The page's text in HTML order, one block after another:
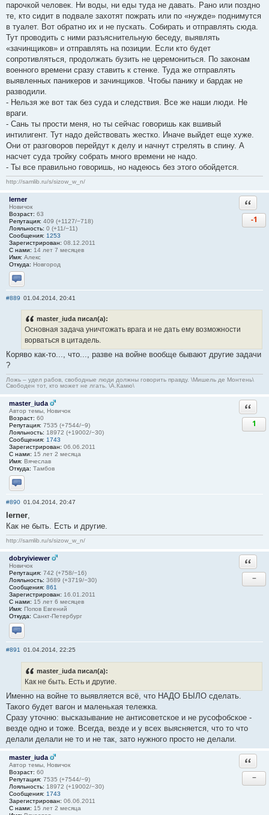
парочкой человек. Ни воды, ни еды туда не давать. Рано или поздно
те, кто сидит в подвале захотят пожрать или по «нужде» поднимутся
в туалет. Вот обратно их и не пускать. Собирать и отправлять сюда.
Тут проводить с ними разъяснительную беседу, выявлять
«зачинщиков» и отправлять на позиции. Если кто будет
сопротивляться, продолжать бузить не церемониться. По законам
военного времени сразу ставить к стенке. Туда же отправлять
выявленных паникеров и зачинщиков. Чтобы панику и бардак не
разводили.
- Нельзя же вот так без суда и следствия. Все же наши люди. Не
враги.
- Сань ты прости меня, но ты сейчас говоришь как вшивый
интилигент. Тут надо действовать жестко. Иначе выйдет еще хуже.
Они от разговоров перейдут к делу и начнут стрелять в спину. А
насчет суда тройку собрать много времени не надо.
- Ты все правильно говоришь, но надеюсь без этого обойдется.
http://samlib.ru/s/sizow_w_n/
lerner
Новичок
Возраст: 63
Репутация: 409 (+1127/−718)
Лояльность: 0 (+11/−11)
Сообщения: 1253
Зарегистрирован: 08.12.2011
С нами: 14 лет 7 месяцев
Имя: Алекс
Откуда: Новгород
Отправить личное сообщение
-1
#889 01.04.2014, 20:41
master_iuda писал(а):
Основная задача уничтожать врага и не дать ему возможности
ворваться в цитадель.
Коряво как-то..., что..., разве на войне вообще бывают другие задачи
?
Ложь – удел рабов, свободные люди должны говорить правду. \Мишель де Монтень\
Свободен тот, кто может не лгать. \А.Камю\
master_iuda
Автор темы, Новичок
Возраст: 60
Репутация: 7535 (+7544/−9)
Лояльность: 18972 (+19002/−30)
Сообщения: 1743
Зарегистрирован: 06.06.2011
С нами: 15 лет 2 месяца
Имя: Вячеслав
Откуда: Тамбов
Отправить личное сообщение
1
#890 01.04.2014, 20:47
lerner,
Как не быть. Есть и другие.
http://samlib.ru/s/sizow_w_n/
dobryiviewer
Новичок
Репутация: 742 (+758/−16)
Лояльность: 3689 (+3719/−30)
Сообщения: 861
Зарегистрирован: 16.01.2011
С нами: 15 лет 6 месяцев
Имя: Попов Евгений
Откуда: Санкт-Петербург
Отправить личное сообщение
−
#891 01.04.2014, 22:25
master_iuda писал(а):
Как не быть. Есть и другие.
Именно на войне то выявляется всё, что НАДО БЫЛО сделать.
Такого будет вагон и маленькая тележка.
Сразу уточню: высказывание не антисоветское и не русофобское -
везде одно и тоже. Всегда, везде и у всех выясняется, что то что
делали делали не то и не так, зато нужного просто не делали.
master_iuda
Автор темы, Новичок
Возраст: 60
Репутация: 7535 (+7544/−9)
Лояльность: 18972 (+19002/−30)
Сообщения: 1743
Зарегистрирован: 06.06.2011
С нами: 15 лет 2 месяца
−